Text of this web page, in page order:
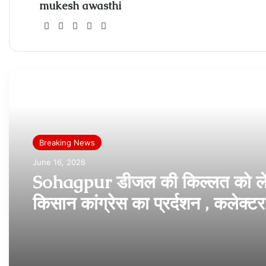
mukesh awasthi
WebsiteFacebook
X Instagram
Breaking News
June 16, 2026
Sohagpur डीजल की किल्लत को
किसान कांग्रेस का प्रर्दशन , कलेक्टर